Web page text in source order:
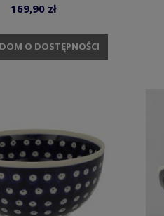
169,90 zł
O DOSTĘPNOŚCI